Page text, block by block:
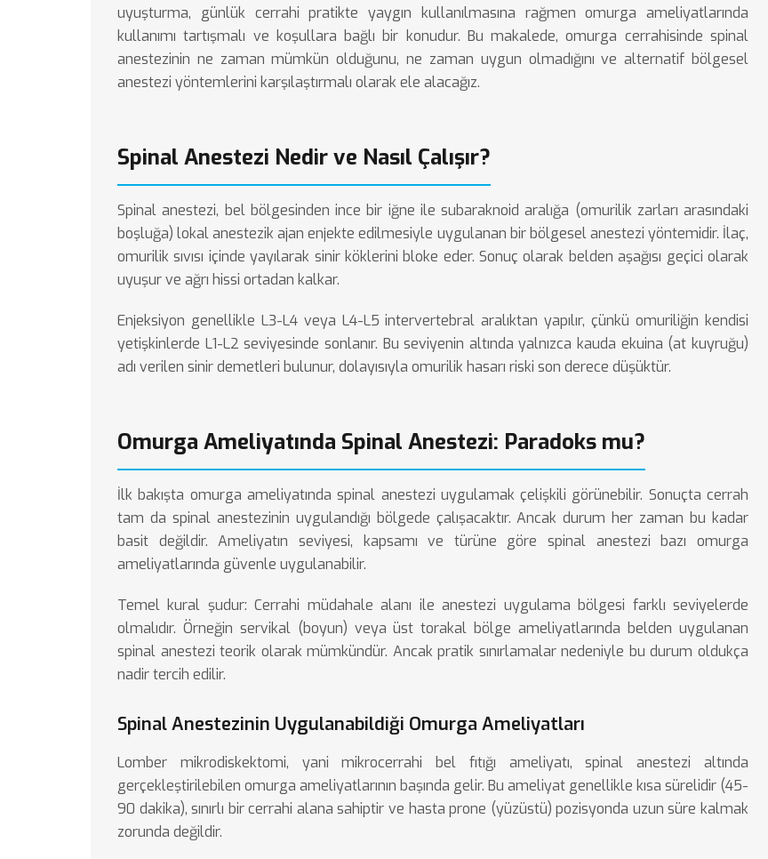
uyuşturma, günlük cerrahi pratikte yaygın kullanılmasına rağmen omurga ameliyatlarında
kullanımı tartışmalı ve koşullara bağlı bir konudur. Bu makalede, omurga cerrahisinde spinal
anestezinin ne zaman mümkün olduğunu, ne zaman uygun olmadığını ve alternatif bölgesel
anestezi yöntemlerini karşılaştırmalı olarak ele alacağız.
Spinal Anestezi Nedir ve Nasıl Çalışır?
Spinal anestezi, bel bölgesinden ince bir iğne ile subaraknoid aralığa (omurilik zarları arasındaki
boşluğa) lokal anestezik ajan enjekte edilmesiyle uygulanan bir bölgesel anestezi yöntemidir. İlaç,
omurilik sıvısı içinde yayılarak sinir köklerini bloke eder. Sonuç olarak belden aşağısı geçici olarak
uyuşur ve ağrı hissi ortadan kalkar.
Enjeksiyon genellikle L3-L4 veya L4-L5 intervertebral aralıktan yapılır, çünkü omuriliğin kendisi
yetişkinlerde L1-L2 seviyesinde sonlanır. Bu seviyenin altında yalnızca kauda ekuina (at kuyruğu)
adı verilen sinir demetleri bulunur, dolayısıyla omurilik hasarı riski son derece düşüktür.
Omurga Ameliyatında Spinal Anestezi: Paradoks mu?
İlk bakışta omurga ameliyatında spinal anestezi uygulamak çelişkili görünebilir. Sonuçta cerrah
tam da spinal anestezinin uygulandığı bölgede çalışacaktır. Ancak durum her zaman bu kadar
basit değildir. Ameliyatın seviyesi, kapsamı ve türüne göre spinal anestezi bazı omurga
ameliyatlarında güvenle uygulanabilir.
Temel kural şudur: Cerrahi müdahale alanı ile anestezi uygulama bölgesi farklı seviyelerde
olmalıdır. Örneğin servikal (boyun) veya üst torakal bölge ameliyatlarında belden uygulanan
spinal anestezi teorik olarak mümkündür. Ancak pratik sınırlamalar nedeniyle bu durum oldukça
nadir tercih edilir.
Spinal Anestezinin Uygulanabildiği Omurga Ameliyatları
Lomber mikrodiskektomi, yanimikrocerrahi bel fıtığı ameliyatı, spinal anestezi altında
gerçekleştirilebilen omurga ameliyatlarının başında gelir. Bu ameliyat genellikle kısa sürelidir (45-
90 dakika), sınırlı bir cerrahi alana sahiptir ve hasta prone (yüzüstü) pozisyonda uzun süre kalmak
zorunda değildir.